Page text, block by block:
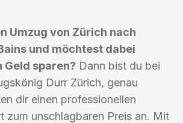
Umzug von Zürich nach
und möchtest dabei
sparen? Dann bist du bei
Durr Zürich, genau
dir einen professionellen
zum unschlagbaren Preis an. Mit